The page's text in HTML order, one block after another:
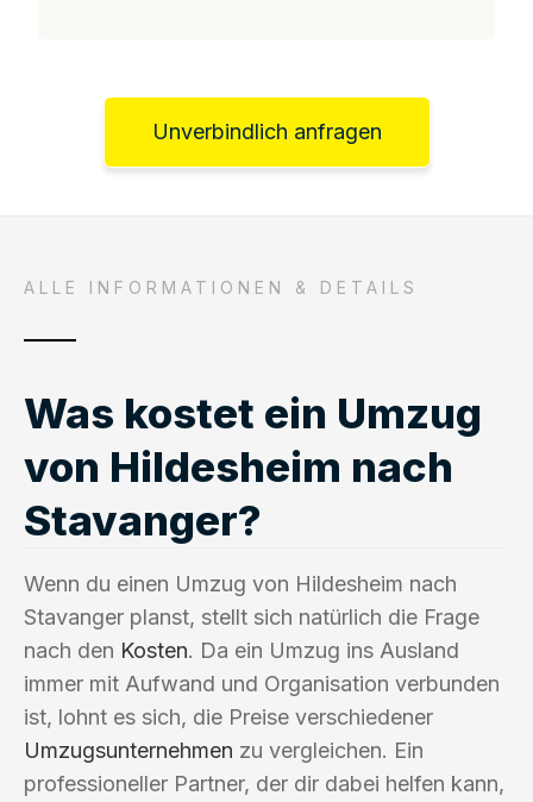
Unverbindlich anfragen
ALLE INFORMATIONEN & DETAILS
Was kostet ein Umzug
von Hildesheim nach
Stavanger?
Wenn du einen Umzug von Hildesheim nach
Stavanger planst, stellt sich natürlich die Frage
nach den Kosten. Da ein Umzug ins Ausland
immer mit Aufwand und Organisation verbunden
ist, lohnt es sich, die Preise verschiedener
Umzugsunternehmen zu vergleichen. Ein
professioneller Partner, der dir dabei helfen kann,